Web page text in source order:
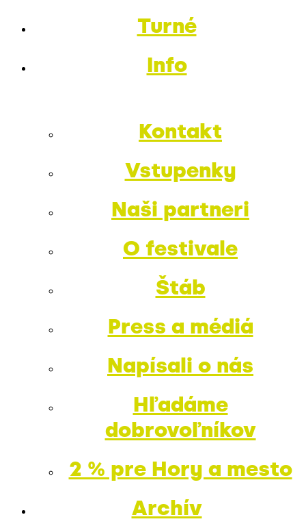
Turné
Info
Kontakt
Vstupenky
Naši partneri
O festivale
Štáb
Press a médiá
Napísali o nás
Hľadáme
dobrovoľníkov
2 % pre Hory a mesto
Archív